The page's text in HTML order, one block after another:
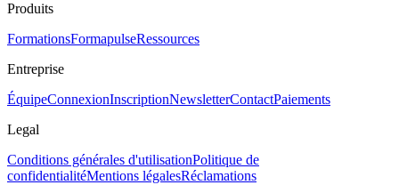
Produits
FormationsFormapulseRessources
Entreprise
ÉquipeConnexionInscriptionNewsletterContactPaiements
Legal
Conditions générales d'utilisationPolitique de
confidentialitéMentions légalesRéclamations